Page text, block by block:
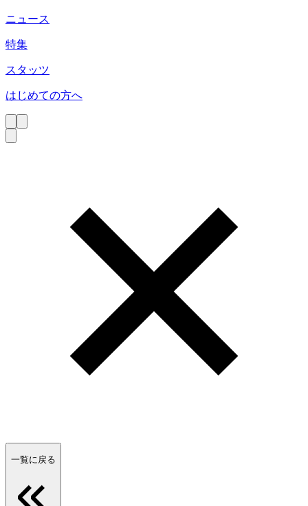
ニュース
特集
スタッツ
はじめての方へ
一覧に戻る